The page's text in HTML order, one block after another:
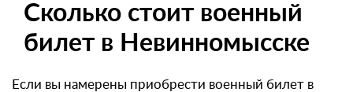
Сколько стоит военный
билет в Невинномысске
Если вы намерены приобрести военный билет в